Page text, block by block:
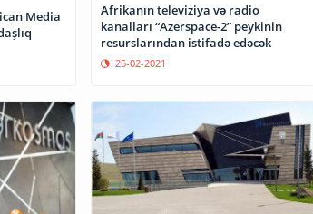
Media
Afrikanın televiziya və radio
kanalları “Azerspace-2” peykinin
resurslarından istifadə edəcək
25-02-2021